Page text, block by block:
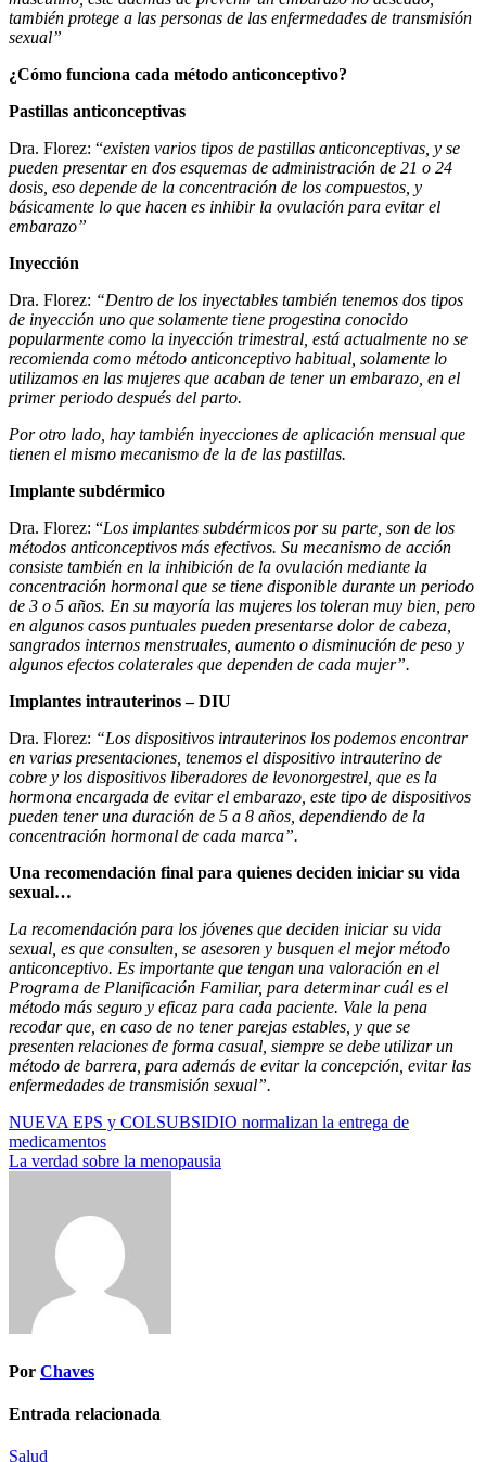
también protege a las personas de las enfermedades de transmisión
sexual”
¿Cómo funciona cada método anticonceptivo?
Pastillas anticonceptivas
Dra. Florez: “existen varios tipos de pastillas anticonceptivas, y se
pueden presentar en dos esquemas de administración de 21 o 24
dosis, eso depende de la concentración de los compuestos, y
básicamente lo que hacen es inhibir la ovulación para evitar el
embarazo”
Inyección
Dra. Florez: “Dentro de los inyectables también tenemos dos tipos
de inyección uno que solamente tiene progestina conocido
popularmente como la inyección trimestral, está actualmente no se
recomienda como método anticonceptivo habitual, solamente lo
utilizamos en las mujeres que acaban de tener un embarazo, en el
primer periodo después del parto.
Por otro lado, hay también inyecciones de aplicación mensual que
tienen el mismo mecanismo de la de las pastillas.
Implante subdérmico
Dra. Florez: “Los implantes subdérmicos por su parte, son de los
métodos anticonceptivos más efectivos. Su mecanismo de acción
consiste también en la inhibición de la ovulación mediante la
concentración hormonal que se tiene disponible durante un periodo
de 3 o 5 años. En su mayoría las mujeres los toleran muy bien, pero
en algunos casos puntuales pueden presentarse dolor de cabeza,
sangrados internos menstruales, aumento o disminución de peso y
algunos efectos colaterales que dependen de cada mujer”.
Implantes intrauterinos – DIU
Dra. Florez: “Los dispositivos intrauterinos los podemos encontrar
en varias presentaciones, tenemos el dispositivo intrauterino de
cobre y los dispositivos liberadores de levonorgestrel, que es la
hormona encargada de evitar el embarazo, este tipo de dispositivos
pueden tener una duración de 5 a 8 años, dependiendo de la
concentración hormonal de cada marca”.
Una recomendación final para quienes deciden iniciar su vida
sexual…
La recomendación para los jóvenes que deciden iniciar su vida
sexual, es que consulten, se asesoren y busquen el mejor método
anticonceptivo. Es importante que tengan una valoración en el
Programa de Planificación Familiar, para determinar cuál es el
método más seguro y eficaz para cada paciente. Vale la pena
recodar que, en caso de no tener parejas estables, y que se
presenten relaciones de forma casual, siempre se debe utilizar un
método de barrera, para además de evitar la concepción, evitar las
enfermedades de transmisión sexual”.
Navegación
de
NUEVA EPS y COLSUBSIDIO normalizan la entrega de
medicamentos
La verdad sobre la menopausia
Por Chaves
Entrada relacionada
Salud